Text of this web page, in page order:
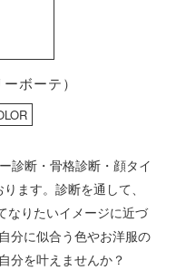
ボーテ）
診断・骨格診断・顔タイ
ます。診断を通して、
なりたいイメージに近づ
分に似合う色やお洋服の
分を叶えませんか？